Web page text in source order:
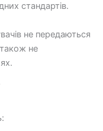
стандартів.
не передаються
не